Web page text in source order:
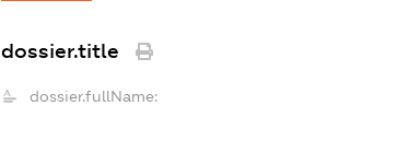
dossier.title
dossier.fullName: